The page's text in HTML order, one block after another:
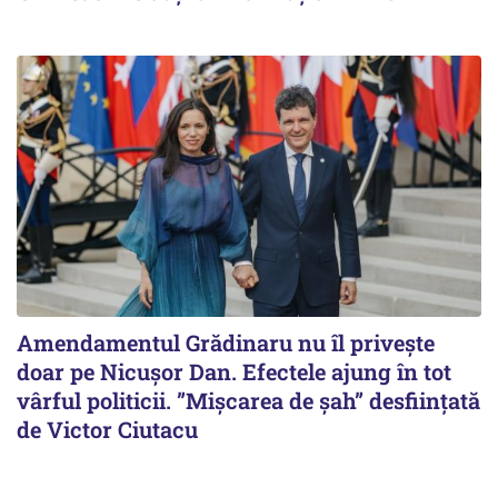
Amendamentul Grădinaru nu îl privește
doar pe Nicușor Dan. Efectele ajung în tot
vârful politicii. ”Mișcarea de șah” desființată
de Victor Ciutacu